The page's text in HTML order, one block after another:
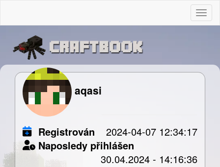
aqasi
Registrován
2024-04-07 12:34:17
Naposledy přihlášen
30.04.2024 - 14:16:36